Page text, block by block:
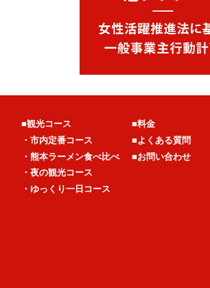
■観光コース
・市内定番コース
・熊本ラーメン食べ比べ
・夜の観光コース
・ゆっくり一日コース
■料金
■よくある質問
■お問い合わせ